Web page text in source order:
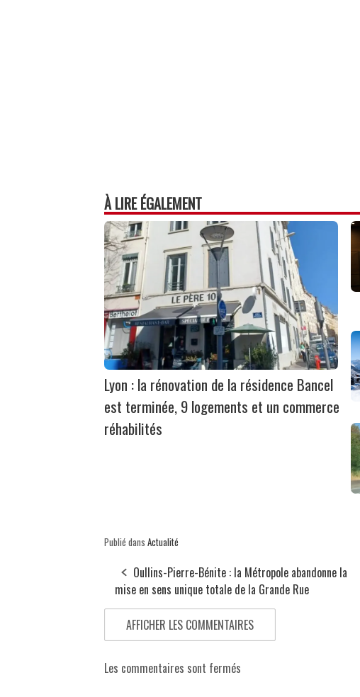
À LIRE ÉGALEMENT
Lyon : la rénovation de la résidence Bancel
est terminée, 9 logements et un commerce
réhabilités
Publié dans Actualité
Oullins-Pierre-Bénite : la Métropole abandonne la
mise en sens unique totale de la Grande Rue
AFFICHER LES COMMENTAIRES
Les commentaires sont fermés